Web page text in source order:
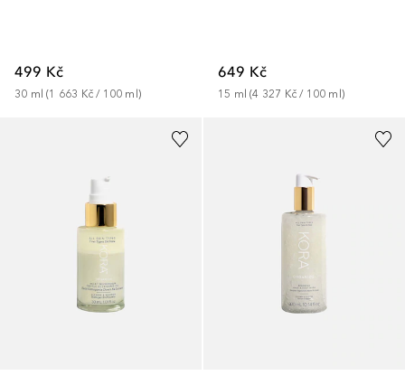
499 Kč
30 ml (1 663 Kč / 100 ml )
649 Kč
15 ml (4 327 Kč / 100 ml )